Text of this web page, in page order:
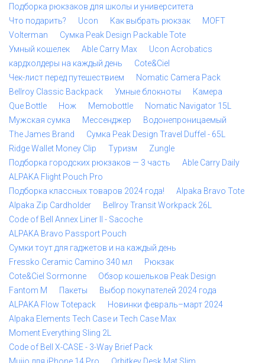
Подборка рюкзаков для школы и университета
Что подарить?
Ucon Как выбрать рюкзак
MOFT
Volterman
Сумка Peak Design Packable Tote
Умный кошелек
Able Carry Max
Ucon Acrobatics
кардхолдеры на каждый день
Cote&Ciel
Чек-лист перед путешествием
Nomatic Camera Pack
Bellroy Classic Backpack
Умные блокноты
Камера
Que Bottle
Нож Memobottle
Nomatic Navigator 15L
Мужская сумка
Мессенджер
Водонепроницаемый
The James Brand
Сумка Peak Design Travel Duffel - 65L
Ridge Wallet Money Clip
Туризм
Zungle
Подборка городских рюкзаков — 3 часть
Able Carry Daily
ALPAKA Flight Pouch Pro
Подборка классных товаров 2024 года!
Alpaka Bravo Tote
Alpaka Zip Cardholder
Bellroy Transit Workpack 26L
Code of Bell Annex Liner II - Sacoche
ALPAKA Bravo Passport Pouch
Сумки тоут для гаджетов и на каждый день
Fressko Ceramic Camino 340 мл
Рюкзак
Cote&Ciel Sormonne
Обзор кошельков Peak Design
Fantom M
Пакеты
Выбор покупателей 2024 года
ALPAKA Flow Totepack
Новинки февраль–март 2024
Alpaka Elements Tech Case и Tech Case Max
Moment Everything Sling 2L
Code of Bell X-CASE - 3-Way Brief Pack